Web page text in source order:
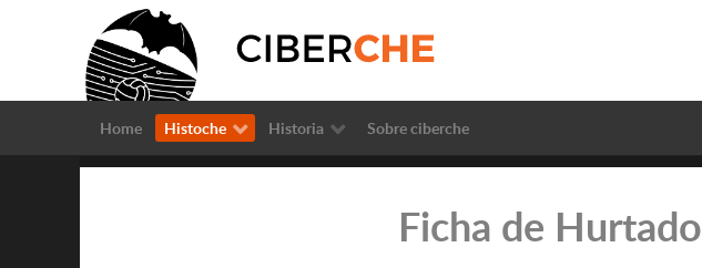
Home Histoche Historia Sobre ciberche
Ficha de Hurtado